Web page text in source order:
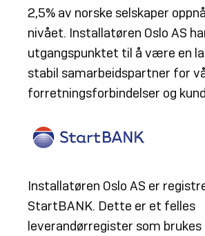
2,5% av norske selskaper
nivået. Installatøren Oslo AS
utgangspunktet til å være en
stabil samarbeidspartner for
forretningsforbindelser og
Installatøren Oslo AS er
StartBANK. Dette er et felles
leverandørregister som brukes